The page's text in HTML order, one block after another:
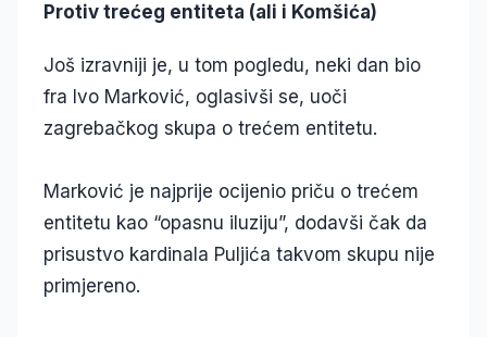
Protiv trećeg entiteta (ali i Komšića)
Još izravniji je, u tom pogledu, neki dan bio
fra Ivo Marković, oglasivši se, uoči
zagrebačkog skupa o trećem entitetu.
Marković je najprije ocijenio priču o trećem
entitetu kao “opasnu iluziju”, dodavši čak da
prisustvo kardinala Puljića takvom skupu nije
primjereno.